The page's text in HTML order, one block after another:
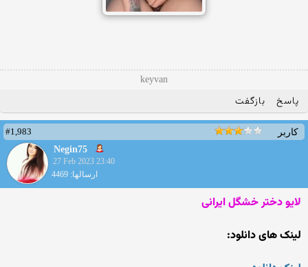
keyvan
پاسخ بازگفت
کاربر
#1,983
Negin75
27 Feb 2023 23:40
ارسالها: 4469
لایو دختر خشگل ایرانی
لینک های دانلود: